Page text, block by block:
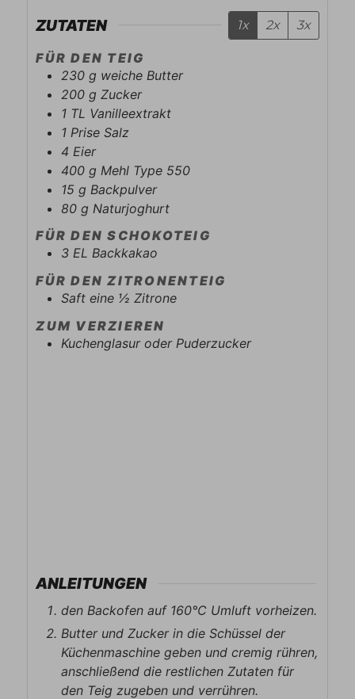
ZUTATEN 1x 2x 3x
FÜR DEN TEIG
230 g weiche Butter
200 g Zucker
1 TL Vanilleextrakt
1 Prise Salz
4 Eier
400g Mehl Type 550
15 g Backpulver
80 g Naturjoghurt
FÜR DEN SCHOKOTEIG
3 EL Backkakao
FÜR DEN ZITRONENTEIG
Saft eine ½ Zitrone
ZUM VERZIEREN
Kuchenglasur oder Puderzucker
ANLEITUNGEN
den Backofen auf 160°C Umluft vorheizen.
Butter und Zucker in die Schüssel der
Küchenmaschine geben und cremig rühren,
anschließend die restlichen Zutaten für
den Teig zugeben und verrühren.